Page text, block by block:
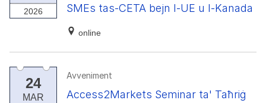
2026
SMEs tas-CETA bejn l-UE u l-Kanada
online
24
MAR
Avveniment
Access2Markets Seminar ta' Taħriġ